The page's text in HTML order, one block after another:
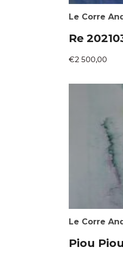
Le Corre
Re
€2 500,00
Le Corre
Piou